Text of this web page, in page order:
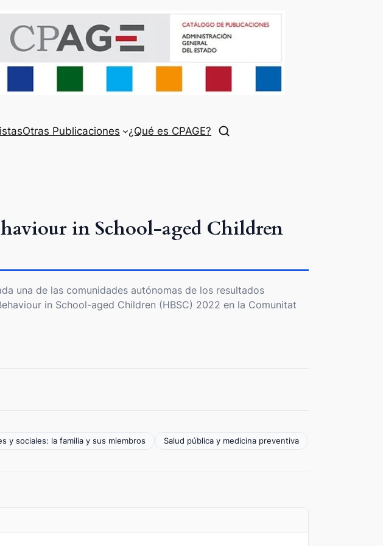
Otras Publicaciones ¿Qué es CPAGE?
in School-aged Children
una de las comunidades autónomas de los resultados
in School-aged Children (HBSC) 2022 en la Comunitat
y sociales: la familia y sus miembros
Salud pública y medicina preventiva